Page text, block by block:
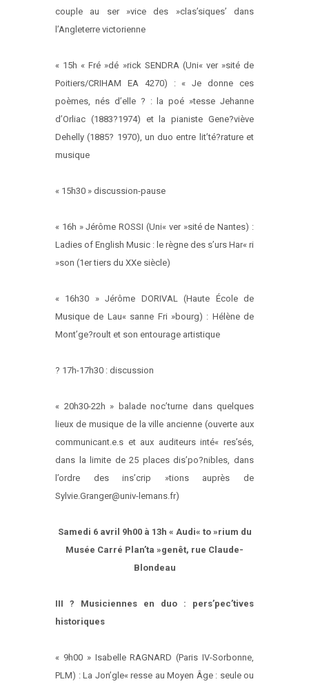
couple au ser »vice des »clas’siques’ dans
l’Angleterre victorienne
« 15h « Fré »dé »rick SENDRA (Uni« ver »sité de
Poitiers/CRIHAM EA 4270) : « Je donne ces
poèmes, nés d’elle ? : la poé »tesse Jehanne
d’Orliac (1883?1974) et la pianiste Gene?viève
Dehelly (1885? 1970), un duo entre lit’té?rature et
musique
« 15h30 » discussion-pause
« 16h » Jérôme ROSSI (Uni« ver »sité de Nantes) :
Ladies of English Music : le règne des s’urs Har« ri
»son (1er tiers du XXe siècle)
« 16h30 » Jérôme DORIVAL (Haute École de
Musique de Lau« sanne Fri »bourg) : Hélène de
Mont’ge?roult et son entourage artistique
? 17h-17h30 : discussion
« 20h30-22h » balade noc’turne dans quelques
lieux de musique de la ville ancienne (ouverte aux
communicant.e.s et aux auditeurs inté« res’sés,
dans la limite de 25 places dis’po?nibles, dans
l’ordre des ins’crip »tions auprès de
Sylvie.Granger@univ-lemans.fr)
Samedi 6 avril 9h00 à 13h « Audi« to »rium du
Musée Carré Plan’ta »genêt, rue Claude-
Blondeau
III ? Musiciennes en duo : pers’pec’tives
historiques
« 9h00 » Isabelle RAGNARD (Paris IV-Sorbonne,
PLM) : La Jon’gle« resse au Moyen Âge : seule ou